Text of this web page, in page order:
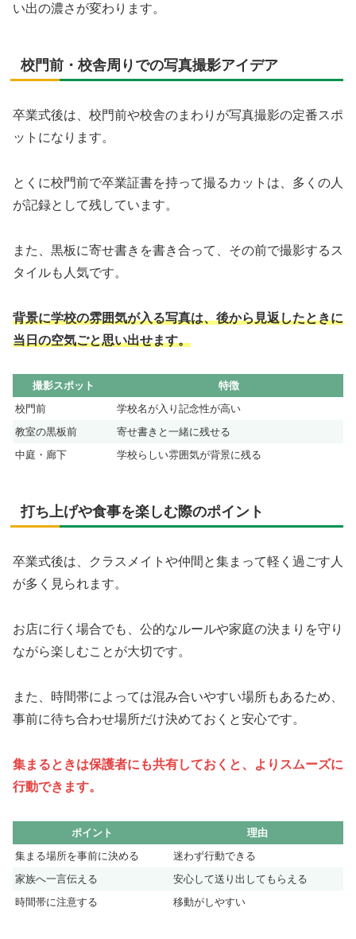
い出の濃さが変わります。
校門前・校舎周りでの写真撮影アイデア
卒業式後は、校門前や校舎のまわりが写真撮影の定番スポ
ットになります。
とくに校門前で卒業証書を持って撮るカットは、多くの人
が記録として残しています。
また、黒板に寄せ書きを書き合って、その前で撮影するス
タイルも人気です。
背景に学校の雰囲気が入る写真は、後から見返したときに
当日の空気ごと思い出せます。
撮影スポット
特徴
校門前
学校名が入り記念性が高い
教室の黒板前
寄せ書きと一緒に残せる
中庭・廊下
学校らしい雰囲気が背景に残る
打ち上げや食事を楽しむ際のポイント
卒業式後は、クラスメイトや仲間と集まって軽く過ごす人
が多く見られます。
お店に行く場合でも、公的なルールや家庭の決まりを守り
ながら楽しむことが大切です。
また、時間帯によっては混み合いやすい場所もあるため、
事前に待ち合わせ場所だけ決めておくと安心です。
集まるときは保護者にも共有しておくと、よりスムーズに
行動できます。
ポイント
理由
集まる場所を事前に決める
迷わず行動できる
家族へ一言伝える
安心して送り出してもらえる
時間帯に注意する
移動がしやすい